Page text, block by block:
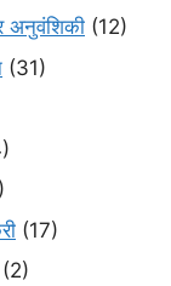
(12)
(31)
(17)
(2)